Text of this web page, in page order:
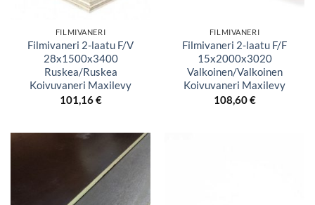
FILMIVANERI
Filmivaneri 2-laatu F/V
28x1500x3400
Ruskea/Ruskea
Koivuvaneri Maxilevy
101,16€
FILMIVANERI
Filmivaneri 2-laatu F/F
15x2000x3020
Valkoinen/Valkoinen
Koivuvaneri Maxilevy
108,60€